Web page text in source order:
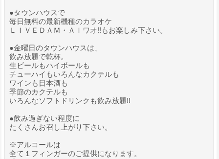
●タウンハウスで
毎日無料の最新機種のカラオケ
ＬＩＶＥＤＡＭ・ＡＩワオ!!もお楽しみ下さい。
●金曜日のタウンハウスは、
飲み放題で乾杯。
生ビールもハイボールも
チューハイもいろんなカクテルも
ワインも日本酒も
季節のカクテルも
いろんなソフトドリンクも飲み放題!!
●飲み過ぎない程度に
たくさんお召し上がり下さい。
※アルコールは
全て１フィンガーのご提供になります。